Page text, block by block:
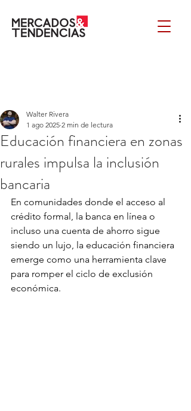
Educación financiera en zonas
rurales impulsa la inclusión
bancaria
Walter Rivera
1 ago 2025 2 min de lectura
En comunidades donde el acceso al
crédito formal, la banca en línea o
incluso una cuenta de ahorro sigue
siendo un lujo, la educación financiera
emerge como una herramienta clave
para romper el ciclo de exclusión
económica.